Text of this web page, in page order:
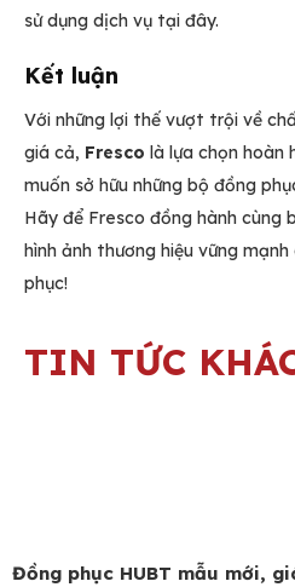
sử dụng dịch vụ tại đây.
Kết luận
Với những lợi thế vượt trội về
giá cả, Fresco là lựa chọn hoàn
muốn sở hữu những bộ đồng
Hãy để Fresco đồng hành cùng
hình ảnh thương hiệu vững
phục!
TIN TỨC
Đồng phục HUBT mẫu mới,